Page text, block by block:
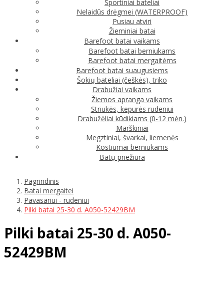
Sportiniai bateliai
Nelaidūs drėgmei (WATERPROOF)
Pusiau atviri
Žieminiai batai
Barefoot batai vaikams
Barefoot batai berniukams
Barefoot batai mergaitėms
Barefoot batai suaugusiems
Šokių bateliai (češkės), triko
Drabužiai vaikams
Žiemos apranga vaikams
Striukės, kepurės rudeniui
Drabužėliai kūdikiams (0-12 mėn.)
Marškiniai
Megztiniai, švarkai, liemenės
Kostiumai berniukams
Batų priežiūra
Pagrindinis
Batai mergaitei
Pavasariui - rudeniui
Pilki batai 25-30 d. A050-52429BM
Pilki batai 25-30 d. A050-
52429BM